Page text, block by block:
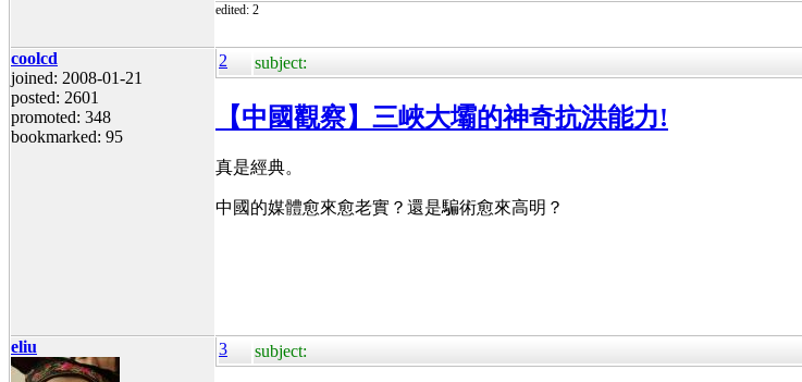
edited: 2
coolcd
joined: 2008-01-21
posted: 2601
promoted: 348
bookmarked: 95
2 subject:
【中國觀察】三峽大壩的神奇抗洪能力!
真是經典。
中國的媒體愈來愈老實？還是騙術愈來高明？
eliu 3 subject: